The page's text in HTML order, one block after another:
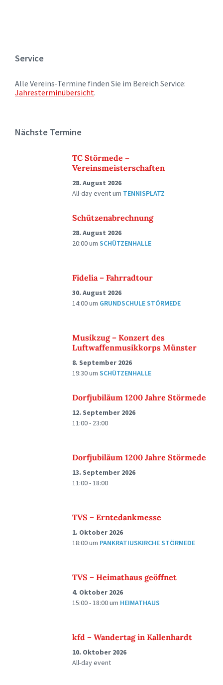
Service
Alle Vereins-Termine finden Sie im Bereich Service:
Jahresterminübersicht.
Nächste Termine
TC Störmede –
Vereinsmeisterschaften
28. August 2026
All-day eventum TENNISPLATZ
Schützenabrechnung
28. August 2026
20:00um SCHÜTZENHALLE
Fidelia – Fahrradtour
30. August 2026
14:00um GRUNDSCHULE STÖRMEDE
Musikzug – Konzert des
Luftwaffenmusikkorps Münster
8. September 2026
19:30um SCHÜTZENHALLE
Dorfjubiläum 1200 Jahre Störmede
12. September 2026
11:00 - 23:00
Dorfjubiläum 1200 Jahre Störmede
13. September 2026
11:00 - 18:00
TVS – Erntedankmesse
1. Oktober 2026
18:00um PANKRATIUSKIRCHE STÖRMEDE
TVS – Heimathaus geöffnet
4. Oktober 2026
15:00 - 18:00um HEIMATHAUS
kfd – Wandertag in Kallenhardt
10. Oktober 2026
All-day event